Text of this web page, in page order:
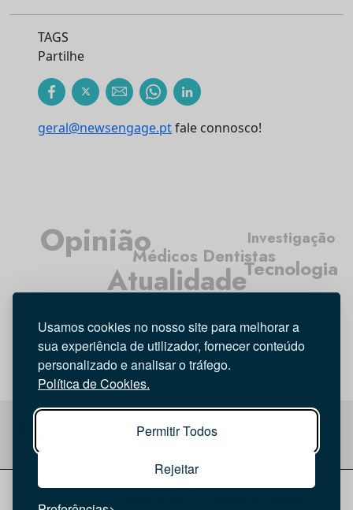
Usamos cookies no nosso site para melhorar a
sua experiência de utilizador, fornecer conteúdo
personalizado e analisar o tráfego.
Política de Cookies.
Permitir Todos
Rejeitar
TAGS
Partilhe
geral@newsengage.ptfale connosco!
Atualidade
Médicos Dentistas
Higiene Oral
Entrevista
Opinião
Tecnologia
Investigação